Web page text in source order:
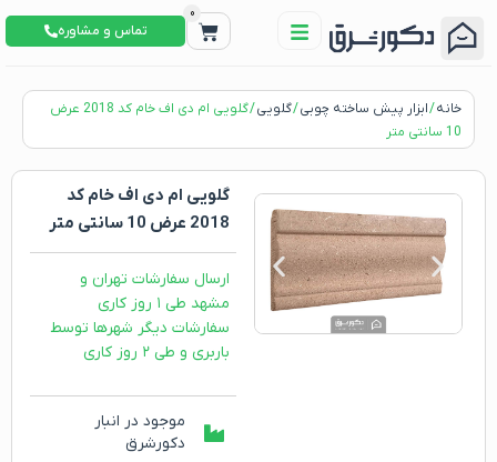
0
تماس و مشاوره
خانه/ابزار پیش ساخته چوبی/گلویی
/ گلویی ام دی اف خام کد 2018 عرض
10 سانتی متر
گلویی ام دی اف خام کد
2018 عرض 10 سانتی متر
ارسال سفارشات تهران و
مشهد طی ۱ روز کاری
سفارشات دیگر شهرها توسط
باربری و طی ۲ روز کاری
موجود در انبار
دکورشرق